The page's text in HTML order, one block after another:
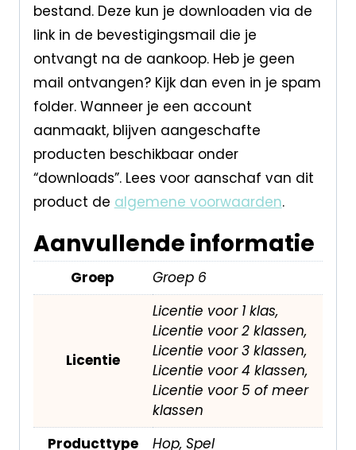
bestand. Deze kun je downloaden via de
link in de bevestigingsmail die je
ontvangt na de aankoop. Heb je geen
mail ontvangen? Kijk dan even in je spam
folder. Wanneer je een account
aanmaakt, blijven aangeschafte
producten beschikbaar onder
“downloads”. Lees voor aanschaf van dit
product de algemene voorwaarden.
Aanvullende informatie
Groep Groep 6
Licentie
Licentie voor 1 klas,
Licentie voor 2 klassen,
Licentie voor 3 klassen,
Licentie voor 4 klassen,
Licentie voor 5 of meer
klassen
Producttype
Hop, Spel